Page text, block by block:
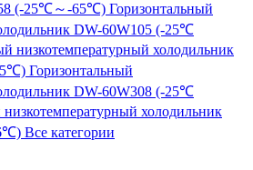
(-25℃～-65℃) Горизонтальный
DW-60W105 (-25℃
низкотемпературный холодильник
Горизонтальный
DW-60W308 (-25℃
холодильник
Все категории